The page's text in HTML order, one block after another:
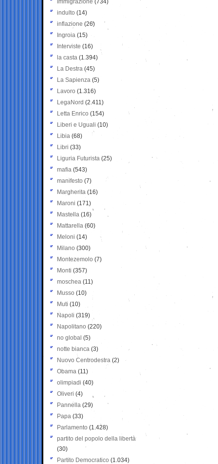
Immigrazione (734)
indulto (14)
inflazione (26)
Ingroia (15)
Interviste (16)
la casta (1.394)
La Destra (45)
La Sapienza (5)
Lavoro (1.316)
LegaNord (2.411)
Letta Enrico (154)
Liberi e Uguali (10)
Libia (68)
Libri (33)
Liguria Futurista (25)
mafia (543)
manifesto (7)
Margherita (16)
Maroni (171)
Mastella (16)
Mattarella (60)
Meloni (14)
Milano (300)
Montezemolo (7)
Monti (357)
moschea (11)
Musso (10)
Muti (10)
Napoli (319)
Napolitano (220)
no global (5)
notte bianca (3)
Nuovo Centrodestra (2)
Obama (11)
olimpiadi (40)
Oliveri (4)
Pannella (29)
Papa (33)
Parlamento (1.428)
partito del popolo della libertà
(30)
Partito Democratico (1.034)